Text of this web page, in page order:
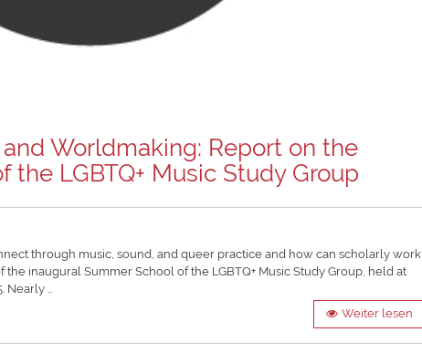
Worldmaking: Report on the
the LGBTQ+ Music Study Group
through music, sound, and queer practice and how can scholarly work
inaugural Summer School of the LGBTQ+ Music Study Group, held at
…
Weiter lesen